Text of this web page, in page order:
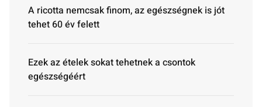
A ricotta nemcsak finom, az egészségnek is jót
tehet 60 év felett
Ezek az ételek sokat tehetnek a csontok
egészségéért